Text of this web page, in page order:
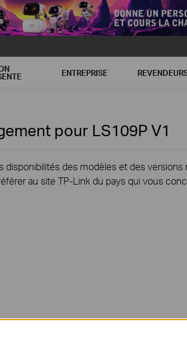
ENTREPRISE
pour LS109P V1
disponibilités des modèles et des
au site TP-Link du pays qui vous